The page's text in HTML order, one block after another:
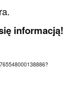
informacją!